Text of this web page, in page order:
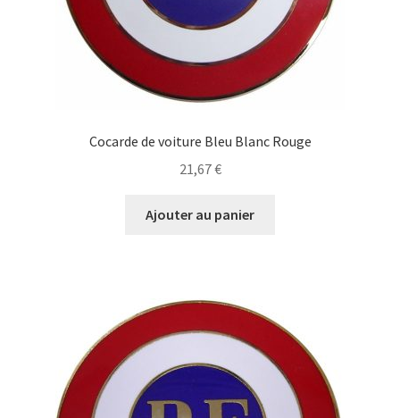
Cocarde de voiture Bleu Blanc Rouge
21,67€
Ajouter au panier